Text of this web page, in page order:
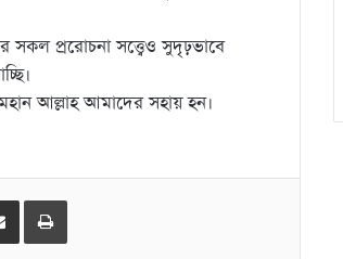
সকল প্ররোচনা সত্ত্বেও সুদৃঢ়ভাবে
আল্লাহ আমাদের সহায় হন।
ইমেইলের মাধ্যমে শেয়ার করুন প্রিন্ট করুন